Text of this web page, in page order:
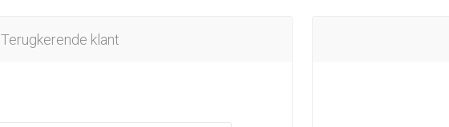
Terugkerende klant